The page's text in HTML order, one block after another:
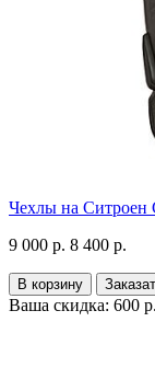
Чехлы на Ситроен
9 000 р. 8 400 р.
В корзину
Ваша скидка: 600 р.